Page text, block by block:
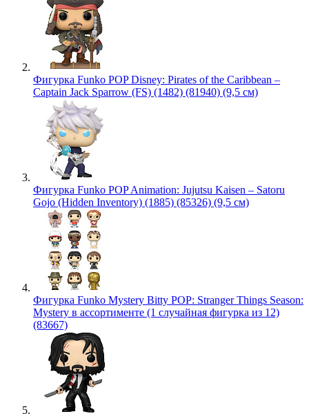
Фигурка Funko POP Disney: Pirates of the Caribbean –
Captain Jack Sparrow (FS) (1482) (81940) (9,5 см)
Фигурка Funko POP Animation: Jujutsu Kaisen – Satoru
Gojo (Hidden Inventory) (1885) (85326) (9,5 см)
Фигурка Funko Mystery Bitty POP: Stranger Things Season:
Mystery в ассортименте (1 случайная фигурка из 12)
(83667)